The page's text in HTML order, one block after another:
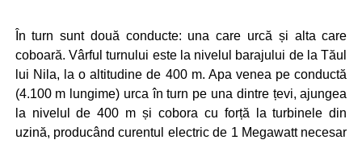
În turn sunt două conducte: una care urcă și alta care
coboară. Vârful turnului este la nivelul barajului de la Tăul
lui Nila, la o altitudine de 400 m. Apa venea pe conductă
(4.100 m lungime) urca în turn pe una dintre țevi, ajungea
la nivelul de 400 m și cobora cu forță la turbinele din
uzină, producând curentul electric de 1 Megawatt necesar